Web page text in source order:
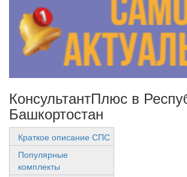
КонсультантПлюс в
Башкортостан
Краткое описание СПС
Популярные
комплекты